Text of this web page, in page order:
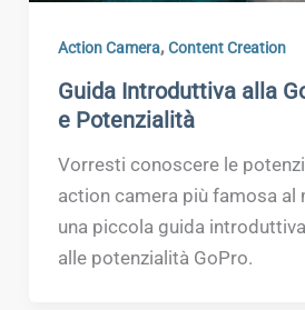
Action Camera,Content Creation
Guida Introduttiva alla
e Potenzialità
Vorresti conoscere le
action camera più famosa al
una piccola guida
alle potenzialità GoPro.